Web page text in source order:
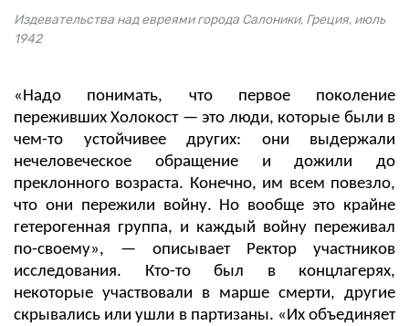
Издевательства над евреями города Салоники, Греция, июль
1942
«Надо понимать, что первое поколение
переживших Холокост — это люди, которые были в
чем-то устойчивее других: они выдержали
нечеловеческое обращение и дожили до
преклонного возраста. Конечно, им всем повезло,
что они пережили войну. Но вообще это крайне
гетерогенная группа, и каждый войну переживал
по-своему», — описывает Ректор участников
исследования. Кто-то был в концлагерях,
некоторые участвовали в марше смерти, другие
скрывались или ушли в партизаны. «Их объединяет